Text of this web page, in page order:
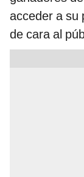
acceder a su
de cara al